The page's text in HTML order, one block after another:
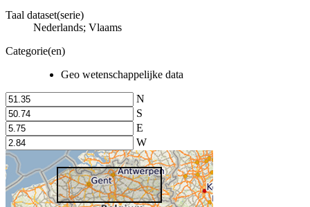
Taal dataset(serie)
Nederlands; Vlaams
Categorie(en)
Geo wetenschappelijke data
N
S
E
W